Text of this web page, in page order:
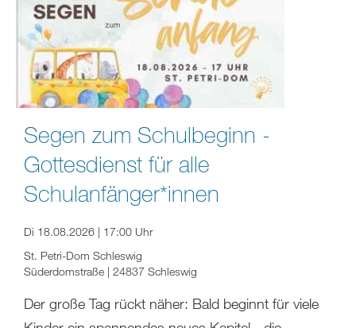
Segen zum Schulbeginn -
Gottesdienst für alle
Schulanfänger*innen
Di 18.08.2026 | 17:00 Uhr
St. Petri-Dom Schleswig
Süderdomstraße | 24837 Schleswig
Der große Tag rückt näher: Bald beginnt für viele